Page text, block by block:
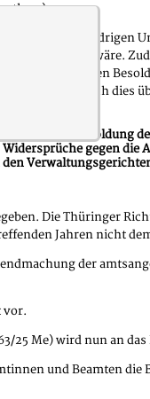
(Besoldung
gegen
den
verfassungswidrigen
neu zu justieren wäre.
jeweils höheren
pflanzt sich dies
Die Thüringer
Jahren nicht
der
vor.
25 Me) wird nun an
und Beamten die